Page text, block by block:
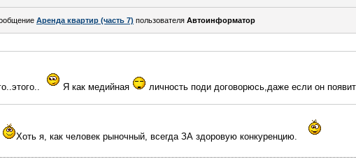
Аренда квартир (часть 7) пользователя Автоинформатор
Я как медийная личность поди договорюсь,даже если он
Хоть я, как человек рыночный, всегда ЗА здоровую конкуренцию.